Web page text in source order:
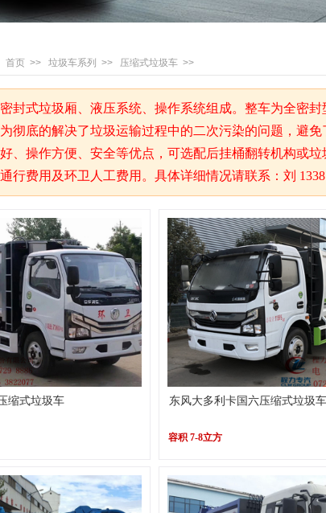
首页 >> 垃圾车系列 >> 压缩式垃圾车 >>
封式垃圾厢、液压系统、操作系统组成。整车为全密
彻底的解决了垃圾运输过程中的二次污染的问题，避
、操作方便、安全等优点，可选配后挂桶翻转机构或
行费用及环卫人工费用。具体详细情况请联系：刘
缩式垃圾车 东风大多利卡国六压缩式垃圾车
容积 7-8立方